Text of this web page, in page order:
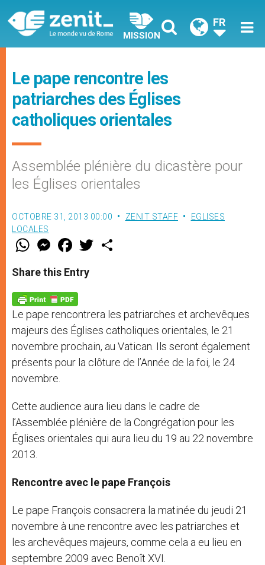
MISSION
FR
Le pape rencontre les
patriarches des Églises
catholiques orientales
Assemblée plénière du dicastère pour
les Églises orientales
OCTOBRE 31, 2013 00:00 ZENIT STAFF
EGLISES
LOCALES
W
t
s
p
p
M
e
s
e
g
e
r
F
a
e
b
o
k
w
Share this Entry
Le pape rencontrera les patriarches et archevêques
majeurs des Églises catholiques orientales, le 21
novembre prochain, au Vatican. Ils seront également
présents pour la clôture de l’Année de la foi, le 24
novembre.
Cette audience aura lieu dans le cadre de
l’Assemblée plénière de la Congrégation pour les
Églises orientales qui aura lieu du 19 au 22 novembre
2013.
Rencontre avec le pape François
Le pape François consacrera la matinée du jeudi 21
novembre à une rencontre avec les patriarches et
les archevêques majeurs, comme cela a eu lieu en
septembre 2009 avec Benoît XVI.